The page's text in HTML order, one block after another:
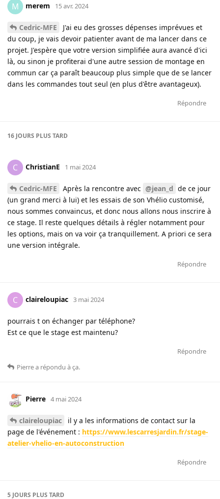
M merem 15 avr. 2024
Cedric-MFE
J'ai eu des grosses dépenses imprévues et
du coup, je vais devoir patienter avant de ma lancer dans ce
projet. J'espère que votre version simplifiée aura avancé d'ici
là, ou sinon je profiterai d'une autre session de montage en
commun car ça paraît beaucoup plus simple que de se lancer
dans les commandes tout seul (en plus d'être avantageux).
Répondre
16 JOURS PLUS TARD
C ChristianE 1 mai 2024
Cedric-MFE Après la rencontre avec @jean_d de ce jour
(un grand merci à lui) et les essais de son Vhélio customisé,
nous sommes convaincus, et donc nous allons nous inscrire à
ce stage. Il reste quelques détails à régler notamment pour
les options, mais on va voir ça tranquillement. A priori ce sera
une version intégrale.
Répondre
C claireloupiac 3 mai 2024
pourrais t on échanger par téléphone?
Est ce que le stage est maintenu?
Répondre
Pierrea répondu à ça.
Pierre 4 mai 2024
claireloupiac
il y a les informations de contact sur la
page de l'événement : https://www.lescarresjardin.fr/stage-
atelier-vhelio-en-autoconstruction
Répondre
5 JOURS PLUS TARD